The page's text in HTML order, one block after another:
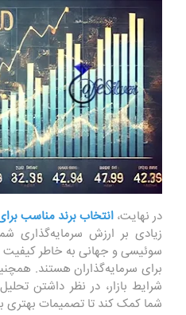
در نهایت،انتخاب برند مناسب
زیادی بر ارزش سرمایه‌گذاری
سوئیسی و جهانی به خاطر کیفیت
برای سرمایه‌گذاران هستند.
شرایط بازار، در نظر داشتن
شما کمک کند تا تصمیمات بهتری